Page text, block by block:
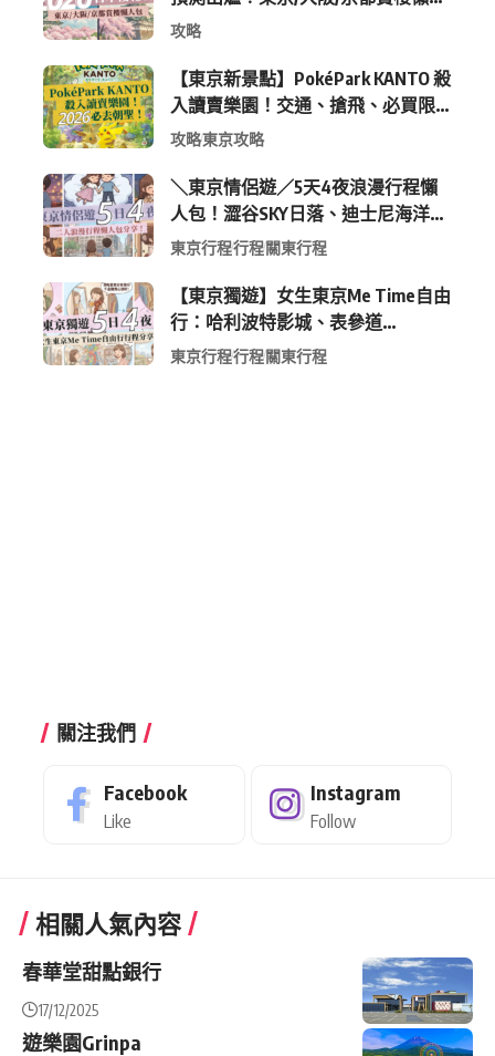
包 (附最新時間表)
攻略
【東京新景點】PokéPark KANTO 殺
入讀賣樂園！交通、搶飛、必買限
定周邊全攻略
攻略東京攻略
＼東京情侶遊／5天4夜浪漫行程懶
人包！澀谷SKY日落、迪士尼海洋、
中目黑高質感咖啡廳全收錄
東京行程行程關東行程
【東京獨遊】女生東京Me Time自由
行：哈利波特影城、表參道
Shopping 與下北澤尋寶5日4夜慢活
東京行程行程關東行程
關注我們
Facebook
Like
Instagram
Follow
相關人氣內容
春華堂甜點銀行
17/12/2025
遊樂園Grinpa